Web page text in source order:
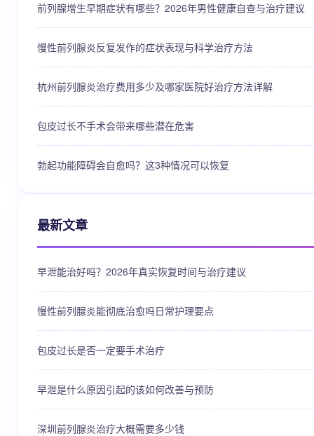
前列腺增生早期症状有哪些？2026年男性健康自查与治疗建议
慢性前列腺炎反复发作的症状表现与科学治疗方法
杭州前列腺炎治疗费用多少及哪家医院好治疗方法详解
包皮过长不手术会带来哪些潜在危害
勃起功能障碍会自愈吗？这3种情况可以恢复
最新文章
早泄能治好吗？2026年真实恢复时间与治疗建议
慢性前列腺炎能彻底治愈吗日常护理要点
包皮过长是否一定要手术治疗
早泄是什么原因引起的该如何改善与预防
深圳前列腺炎治疗大概需要多少钱